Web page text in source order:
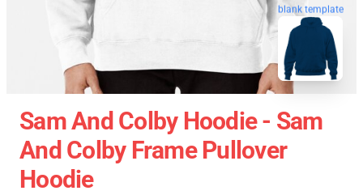
blank template
Sam And Colby Hoodie - Sam
And Colby Frame Pullover
Hoodie